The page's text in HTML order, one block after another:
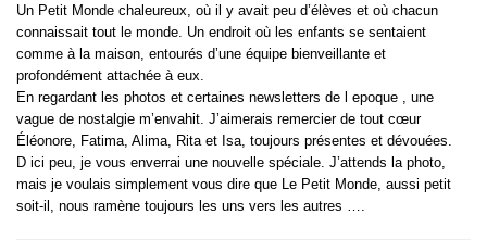
Un Petit Monde chaleureux, où il y avait peu d’élèves et où chacun
connaissait tout le monde. Un endroit où les enfants se sentaient
comme à la maison, entourés d’une équipe bienveillante et
profondément attachée à eux.
En regardant les photos et certaines newsletters de l epoque , une
vague de nostalgie m’envahit. J’aimerais remercier de tout cœur
Éléonore, Fatima, Alima, Rita et Isa, toujours présentes et dévouées.
D ici peu, je vous enverrai une nouvelle spéciale. J’attends la photo,
mais je voulais simplement vous dire que Le Petit Monde, aussi petit
soit-il, nous ramène toujours les uns vers les autres ….